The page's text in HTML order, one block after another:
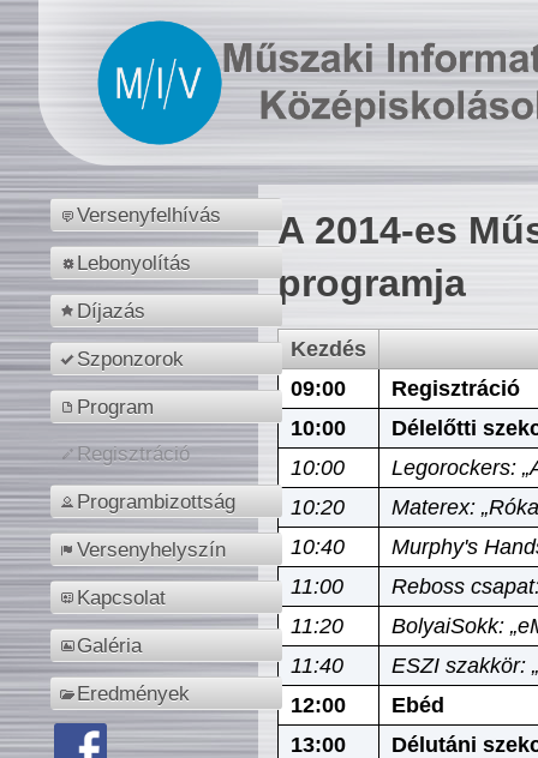
Versenyfelhívás
Lebonyolítás
Díjazás
Szponzorok
Program
Regisztráció
Programbizottság
Versenyhelyszín
Kapcsolat
Galéria
Eredmények
A 2014-es
programja
Kezdés
09:00
Regisztráció
10:00
Délelőtti
10:00
Legorockers:
10:20
Materex:
10:40
Murphy's
11:00
Reboss
11:20
BolyaiSokk:
11:40
ESZI szakkör:
12:00
Ebéd
13:00
Délutáni